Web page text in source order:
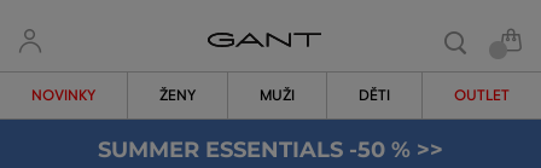
NOVINKY ŽENY MUŽI DĚTI OUTLET
SUMMER ESSENTIALS -50 % >>